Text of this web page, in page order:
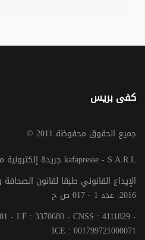
كفى بريس
© جميع الحقوق محفوظة 2011
جريدة إلكترونية مستقلة تصدر عن الشركة kafapresse - S.A.R.L
2016: عدد 1 - 017 ص ح
- I.F : 3370680 - CNSS : 4111829 -
ICE : 001799721000071